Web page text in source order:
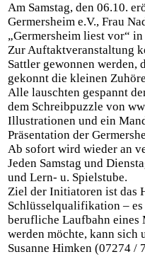
Am Samstag, den 06.10.
Germersheim e.V., Frau
„Germersheim liest vor“
Zur Auftaktveranstaltung
Sattler gewonnen werden,
gekonnt die kleinen
Alle lauschten gespannt
dem Schreibpuzzle von
Illustrationen und ein
Präsentation der
Ab sofort wird wieder an
Jeden Samstag und
und Lern- u. Spielstube.
Ziel der Initiatoren ist das
Schlüsselqualifikation –
berufliche Laufbahn eines
werden möchte, kann
Susanne Himken (07274 /